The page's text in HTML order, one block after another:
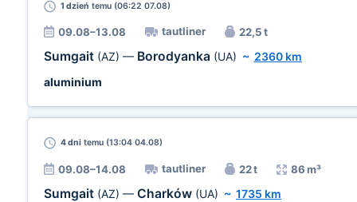
1 dzień temu (06:22 07.08)
09.08–13.08 tautliner 22,5 t
Sumgait (AZ) — Borodyanka (UA) ~ 2360 km
aluminium
4 dni temu (13:04 04.08)
09.08–14.08 tautliner 22 t 86 m³
Sumgait (AZ) — Charków (UA) ~ 1735 km